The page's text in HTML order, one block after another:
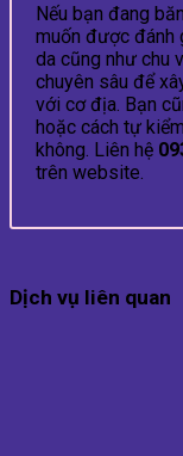
Nếu bạn đang
muốn được đánh
da cũng như chu
chuyên sâu để
với cơ địa. Bạn
hoặc cách tự
không. Liên hệ
trên website.
Dịch vụ liên quan